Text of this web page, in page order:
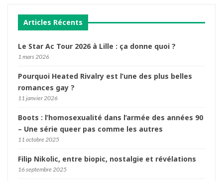
Articles Récents
Le Star Ac Tour 2026 à Lille : ça donne quoi ?
1 mars 2026
Pourquoi Heated Rivalry est l’une des plus belles
romances gay ?
11 janvier 2026
Boots : l’homosexualité dans l’armée des années 90
– Une série queer pas comme les autres
11 octobre 2025
Filip Nikolic, entre biopic, nostalgie et révélations
16 septembre 2025